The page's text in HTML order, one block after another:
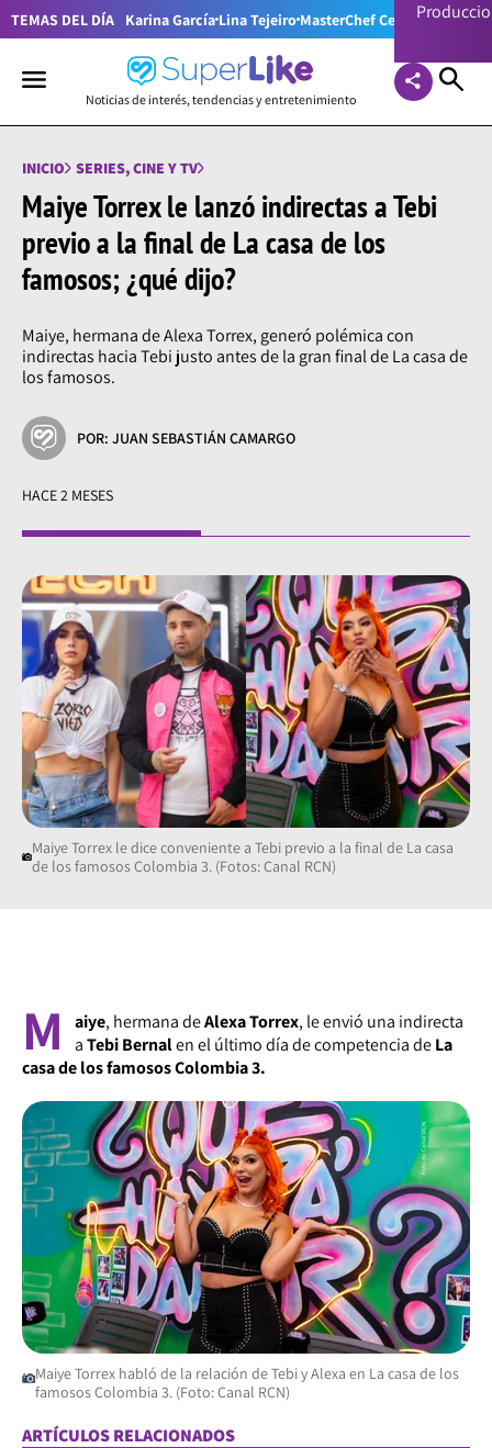
TEMAS DEL DÍA Karina García Lina Tejeiro MasterChef Celebrity
Noticias de interés, tendencias y entretenimiento
INICIO SERIES, CINE Y TV
Maiye Torrex le lanzó indirectas a Tebi
previo a la final de La casa de los
famosos; ¿qué dijo?
Maiye, hermana de Alexa Torrex, generó polémica con
indirectas hacia Tebi justo antes de la gran final de La casa de
los famosos.
POR: JUAN SEBASTIÁN CAMARGO
HACE 2 MESES
Maiye Torrex le dice conveniente a Tebi previo a la final de La casa
de los famosos Colombia 3. (Fotos: Canal RCN)
M aiye, hermana deAlexa Torrex, le envió una indirecta
aTebi Bernalen el último día de competencia deLa
casa de los famosos Colombia 3.
Maiye Torrex habló de la relación de Tebi y Alexa en La casa de los
famosos Colombia 3. (Foto: Canal RCN)
ARTÍCULOS RELACIONADOS